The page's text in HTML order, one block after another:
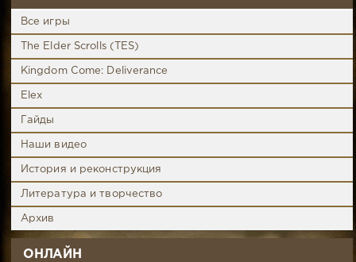
Все игры
The Elder Scrolls (TES)
Kingdom Come: Deliverance
Elex
Гайды
Наши видео
История и реконструкция
Литература и творчество
Архив
ОНЛАЙН